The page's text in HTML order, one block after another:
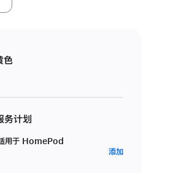
色
计划
用于 HomePod
添加AppleCare+